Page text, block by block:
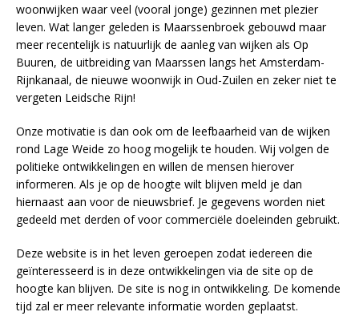
woonwijken waar veel (vooral jonge) gezinnen met plezier
leven. Wat langer geleden is Maarssenbroek gebouwd maar
meer recentelijk is natuurlijk de aanleg van wijken als Op
Buuren, de uitbreiding van Maarssen langs het Amsterdam-
Rijnkanaal, de nieuwe woonwijk in Oud-Zuilen en zeker niet te
vergeten Leidsche Rijn!
Onze motivatie is dan ook om de leefbaarheid van de wijken
rond Lage Weide zo hoog mogelijk te houden. Wij volgen de
politieke ontwikkelingen en willen de mensen hierover
informeren. Als je op de hoogte wilt blijven meld je dan
hiernaast aan voor de nieuwsbrief. Je gegevens worden niet
gedeeld met derden of voor commerciële doeleinden gebruikt.
Deze website is in het leven geroepen zodat iedereen die
geïnteresseerd is in deze ontwikkelingen via de site op de
hoogte kan blijven. De site is nog in ontwikkeling. De komende
tijd zal er meer relevante informatie worden geplaatst.